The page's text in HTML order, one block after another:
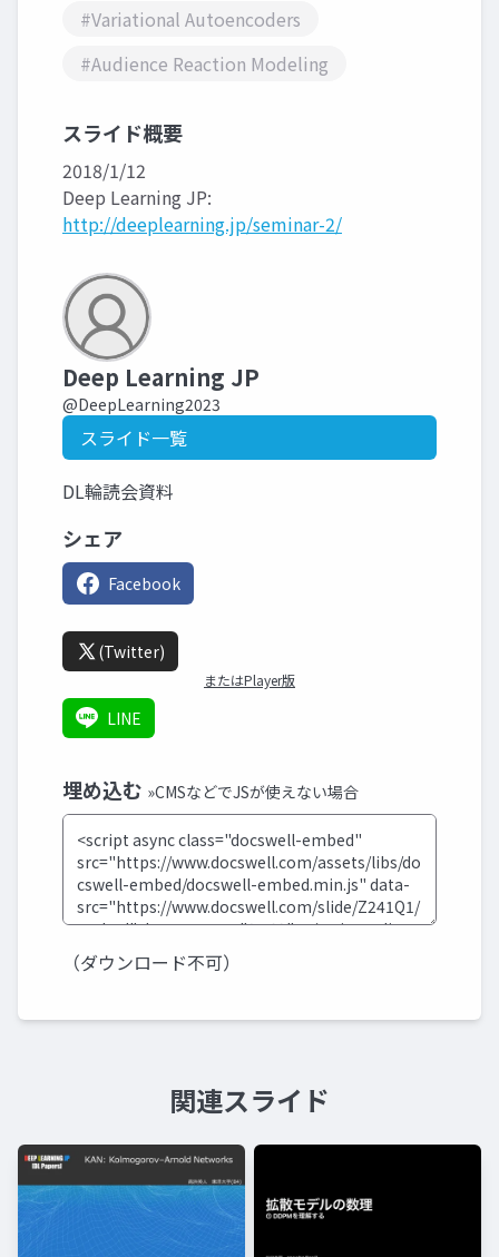
#Variational Autoencoders
#Audience Reaction Modeling
スライド概要
2018/1/12
Deep Learning JP:
http://deeplearning.jp/seminar-2/
Deep Learning JP
@DeepLearning2023
スライド一覧
DL輪読会資料
シェア
Facebook
(Twitter)
またはPlayer版
LINE
埋め込む »CMSなどでJSが使えない場合
（ダウンロード不可）
関連スライド